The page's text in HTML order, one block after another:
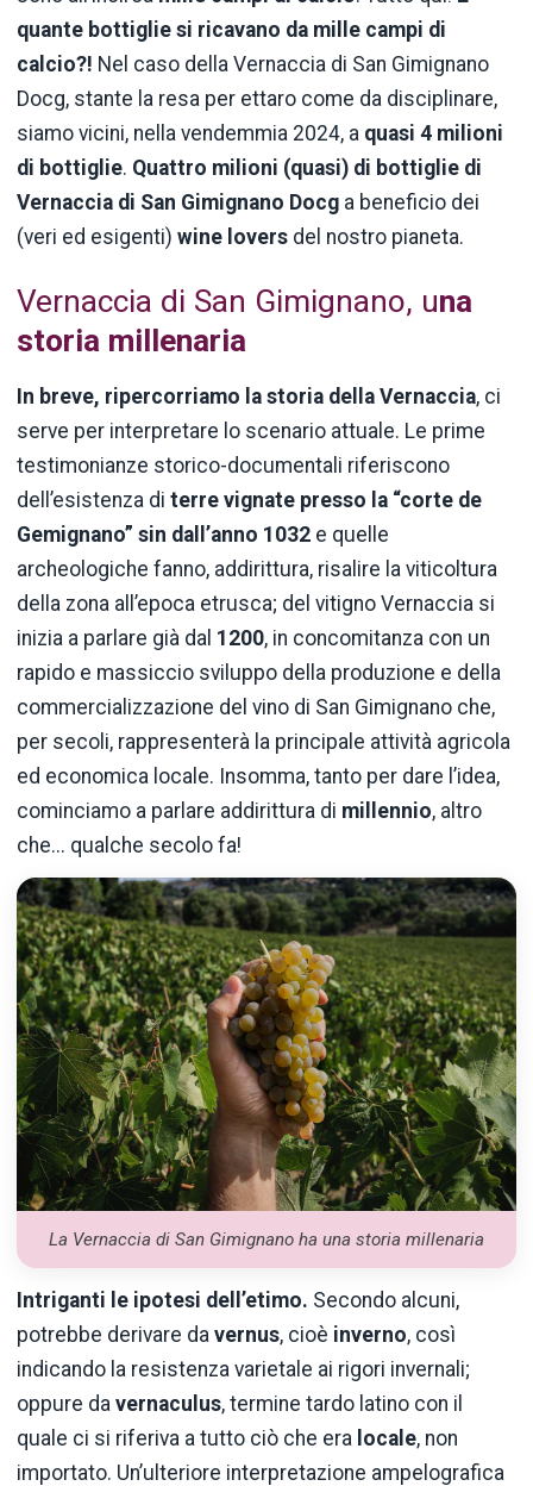
quante bottiglie si ricavano da mille campi di
calcio?! Nel caso della Vernaccia di San Gimignano
Docg, stante la resa per ettaro come da disciplinare,
siamo vicini, nella vendemmia 2024, a quasi 4 milioni
di bottiglie. Quattro milioni (quasi) di bottiglie di
Vernaccia di San Gimignano Docg a beneficio dei
(veri ed esigenti) wine lovers del nostro pianeta.
Vernaccia di San Gimignano, una
storia millenaria
In breve, ripercorriamo la storia della Vernaccia, ci
serve per interpretare lo scenario attuale. Le prime
testimonianze storico-documentali riferiscono
dell’esistenza di terre vignate presso la “corte de
Gemignano” sin dall’anno 1032 e quelle
archeologiche fanno, addirittura, risalire la viticoltura
della zona all’epoca etrusca; del vitigno Vernaccia si
inizia a parlare già dal 1200, in concomitanza con un
rapido e massiccio sviluppo della produzione e della
commercializzazione del vino di San Gimignano che,
per secoli, rappresenterà la principale attività agricola
ed economica locale. Insomma, tanto per dare l’idea,
cominciamo a parlare addirittura di millennio, altro
che... qualche secolo fa!
La Vernaccia di San Gimignano ha una storia millenaria
Intriganti le ipotesi dell’etimo. Secondo alcuni,
potrebbe derivare da vernus, cioè inverno, così
indicando la resistenza varietale ai rigori invernali;
oppure da vernaculus, termine tardo latino con il
quale ci si riferiva a tutto ciò che era locale, non
importato. Un’ulteriore interpretazione ampelografica